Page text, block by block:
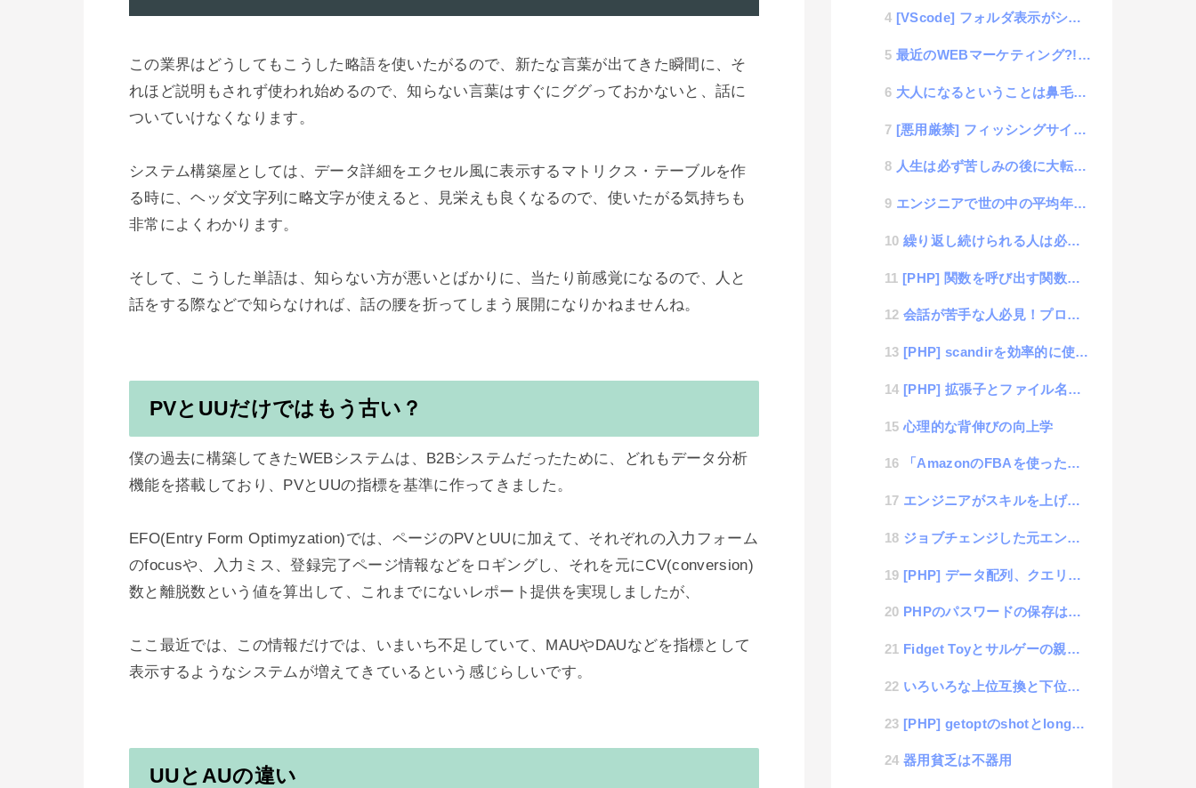
この業界はどうしてもこうした略語を使いたがるので、新たな言葉が出てきた瞬間に、そ
れほど説明もされず使われ始めるので、知らない言葉はすぐにググっておかないと、話に
ついていけなくなります。
システム構築屋としては、データ詳細をエクセル風に表示するマトリクス・テーブルを作
る時に、ヘッダ文字列に略文字が使えると、見栄えも良くなるので、使いたがる気持ちも
非常によくわかります。
そして、こうした単語は、知らない方が悪いとばかりに、当たり前感覚になるので、人と
話をする際などで知らなければ、話の腰を折ってしまう展開になりかねませんね。
PVとUUだけではもう古い？
僕の過去に構築してきたWEBシステムは、B2Bシステムだったために、どれもデータ分析
機能を搭載しており、PVとUUの指標を基準に作ってきました。
EFO(Entry Form Optimyzation)では、ページのPVとUUに加えて、それぞれの入力フォーム
のfocusや、入力ミス、登録完了ページ情報などをロギングし、それを元にCV(conversion)
数と離脱数という値を算出して、これまでにないレポート提供を実現しましたが、
ここ最近では、この情報だけでは、いまいち不足していて、MAUやDAUなどを指標として
表示するようなシステムが増えてきているという感じらしいです。
UUとAUの違い
[VScode] フォルダ表示がシンプル化されて使いづらい時の対処方法
最近のWEBマーケティング?! MAU,WAU,DAUがようやく理解できた話
大人になるということは鼻毛との戦い
[悪用厳禁] フィッシングサイトはいとも簡単に作れてしまう
人生は必ず苦しみの後に大転換がある
エンジニアで世の中の平均年収より少ない人の話
繰り返し続けられる人は必ず尊敬される
[PHP] 関数を呼び出す関数を使って高速フレームワークの構築する方法
会話が苦手な人必見！プロがやってる途切れない会話術
[PHP] scandirを効率的に使う方法
[PHP] 拡張子とファイル名を抜き出す正規表現でハマった話
心理的な背伸びの向上学
「AmazonのFBAを使った返品詐欺というのが流行っているらしい」という話を人から聞いた件
エンジニアがスキルを上げるために仕事で経験しないといけないという間違った考え
ジョブチェンジした元エンジニアの特徴
[PHP] データ配列、クエリパラメータ、JSONの相互変換
PHPのパスワードの保存は紆余曲折してpassword_hash関数がいいらしい
Fidget Toyとサルゲーの親近感
いろいろな上位互換と下位互換
[PHP] getoptのshotとlongの混在をまとめるスニペット
器用貧乏は不器用